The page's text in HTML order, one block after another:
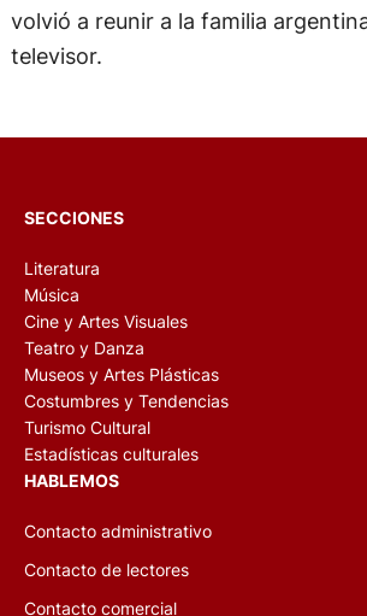
volvió a reunir a la familia
televisor.
SECCIONES
Literatura
Música
Cine y Artes Visuales
Teatro y Danza
Museos y Artes Plásticas
Costumbres y Tendencias
Turismo Cultural
Estadísticas culturales
HABLEMOS
Contacto administrativo
Contacto de lectores
Contacto comercial